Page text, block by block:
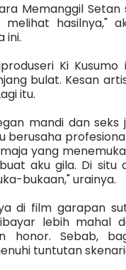
Memanggil
hasilnya,"
ini.
Ki
bulat. Kesan
itu.
mandi dan
berusaha
yang
aku gila. Di
bukaan," urainya.
di film garapan
lebih mahal
honor. Sebab,
tuntutan